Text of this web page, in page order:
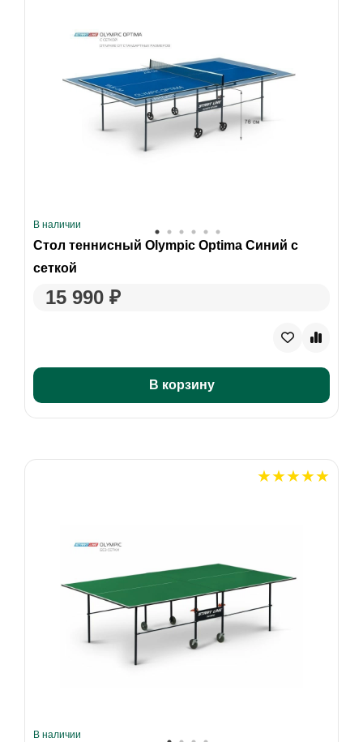
В наличии
Стол теннисный Olympic Optima Синий с
сеткой
15 990 ₽
В корзину
В наличии